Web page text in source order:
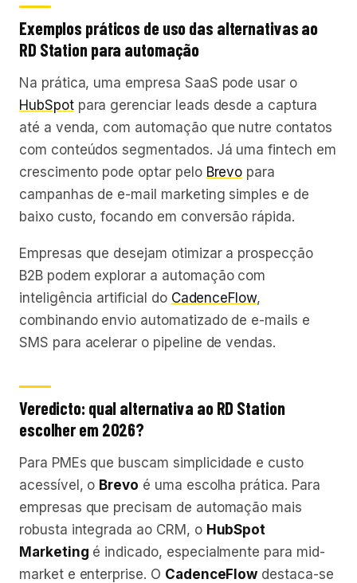
Exemplos práticos de uso das alternativas ao
RD Station para automação
Na prática, uma empresa SaaS pode usar o
HubSpotpara gerenciar leads desde a captura
até a venda, com automação que nutre contatos
com conteúdos segmentados. Já uma fintech em
crescimento pode optar pelo Brevo para
campanhas de e-mail marketing simples e de
baixo custo, focando em conversão rápida.
Empresas que desejam otimizar a prospecção
B2B podem explorar a automação com
inteligência artificial do CadenceFlow,
combinando envio automatizado de e-mails e
SMS para acelerar o pipeline de vendas.
Veredicto: qual alternativa ao RD Station
escolher em 2026?
Para PMEs que buscam simplicidade e custo
acessível, o Brevo é uma escolha prática. Para
empresas que precisam de automação mais
robusta integrada ao CRM, o HubSpot
Marketing é indicado, especialmente para mid-
market e enterprise. O CadenceFlow destaca-se